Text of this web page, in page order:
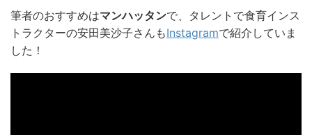
筆者のおすすめはマンハッタンで、タレントで食育インス
トラクターの安田美沙子さんもInstagramで紹介していま
した！